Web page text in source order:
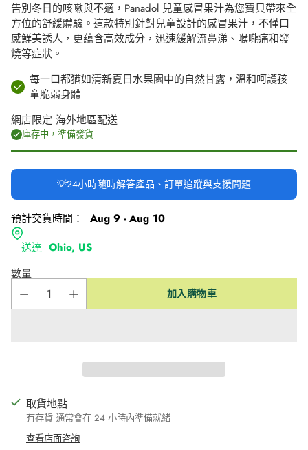
告別冬日的咳嗽與不適，Panadol 兒童感冒果汁為您寶貝帶來全
方位的舒緩體驗。這款特別針對兒童設計的感冒果汁，不僅口
感鮮美誘人，更蘊含高效成分，迅速緩解流鼻涕、喉嚨痛和發
燒等症狀。
每一口都猶如清新夏日水果園中的自然甘露，溫和呵護孩
童脆弱身體
網店限定 海外地區配送
庫存中，準備發貨
💡24小時隨時解答產品、訂單追蹤與支援問題
預計交貨時間：
Aug 9 - Aug 10
送達 Ohio, US
數量
加入購物車
取貨地點
有存貨 通常會在 24 小時內準備就緒
查看店面咨詢